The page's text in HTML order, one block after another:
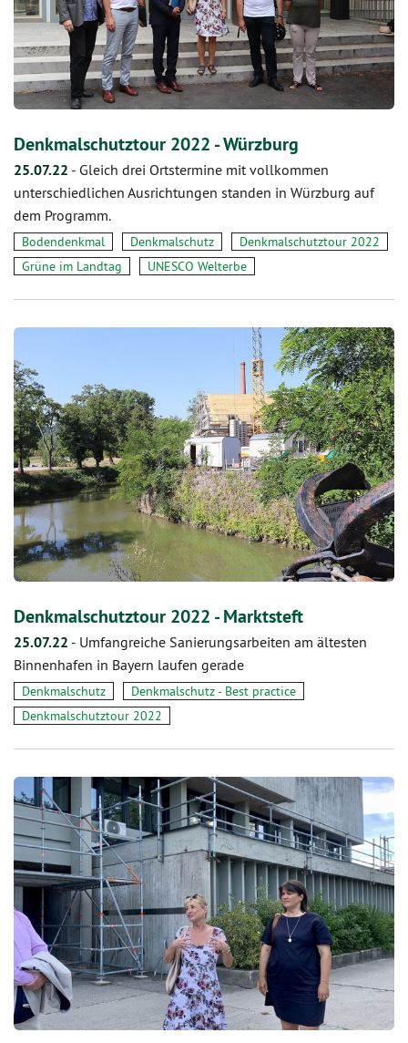
Denkmalschutztour 2022 - Würzburg
25.07.22 - Gleich drei Ortstermine mit vollkommen
unterschiedlichen Ausrichtungen standen in Würzburg auf
dem Programm.
Bodendenkmal Denkmalschutz
Denkmalschutztour 2022
Grüne im Landtag
UNESCO Welterbe
Denkmalschutztour 2022 - Marktsteft
25.07.22 - Umfangreiche Sanierungsarbeiten am ältesten
Binnenhafen in Bayern laufen gerade
Denkmalschutz
Denkmalschutz - Best practice
Denkmalschutztour 2022